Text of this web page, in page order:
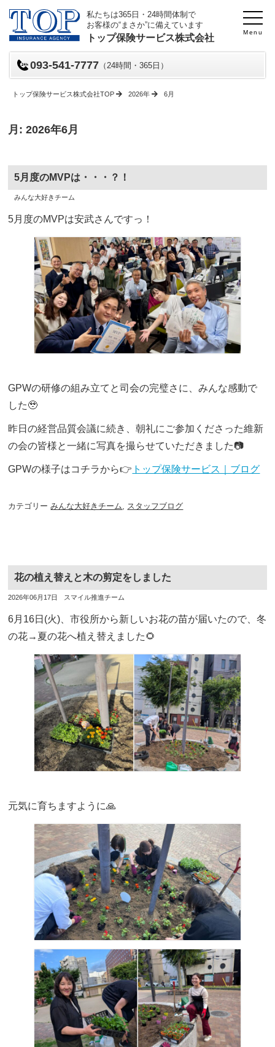
Menu
私たちは365日・24時間体制で
お客様の“まさか”に備えています
トップ保険サービス株式会社
093-541-7777 （24時間・365日）
トップ保険サービス株式会社TOP 2026年 6月
月:2026年6月
5月度のMVPは・・・？！
日
投
者
みんな大好きチーム
5月度のMVPは安武さんですっ！
GPWの研修の組み立てと司会の完璧さに、みんな感動で
した🥹
昨日の経営品質会議に続き、朝礼にご参加くださった維新
の会の皆様と一緒に写真を撮らせていただきました📷
GPWの様子はコチラから👉 トップ保険サービス｜ブログ
カテゴリーみんな大好きチーム, スタッフブログ
花の植え替えと木の剪定をしました
投
日
2026年06月17日
投
スマイル推進チーム
6月16日(火)、市役所から新しいお花の苗が届いたので、冬
の花→夏の花へ植え替えました🌻
元気に育ちますように🙏